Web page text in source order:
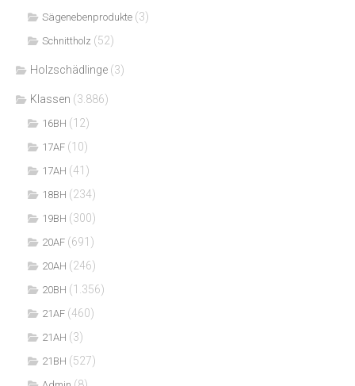
Sägenebenprodukte (3)
Schnittholz (52)
Holzschädlinge (3)
Klassen (3.886)
16BH (12)
17AF (10)
17AH (41)
18BH (234)
19BH (300)
20AF (691)
20AH (246)
20BH (1.356)
21AF (460)
21AH (3)
21BH (527)